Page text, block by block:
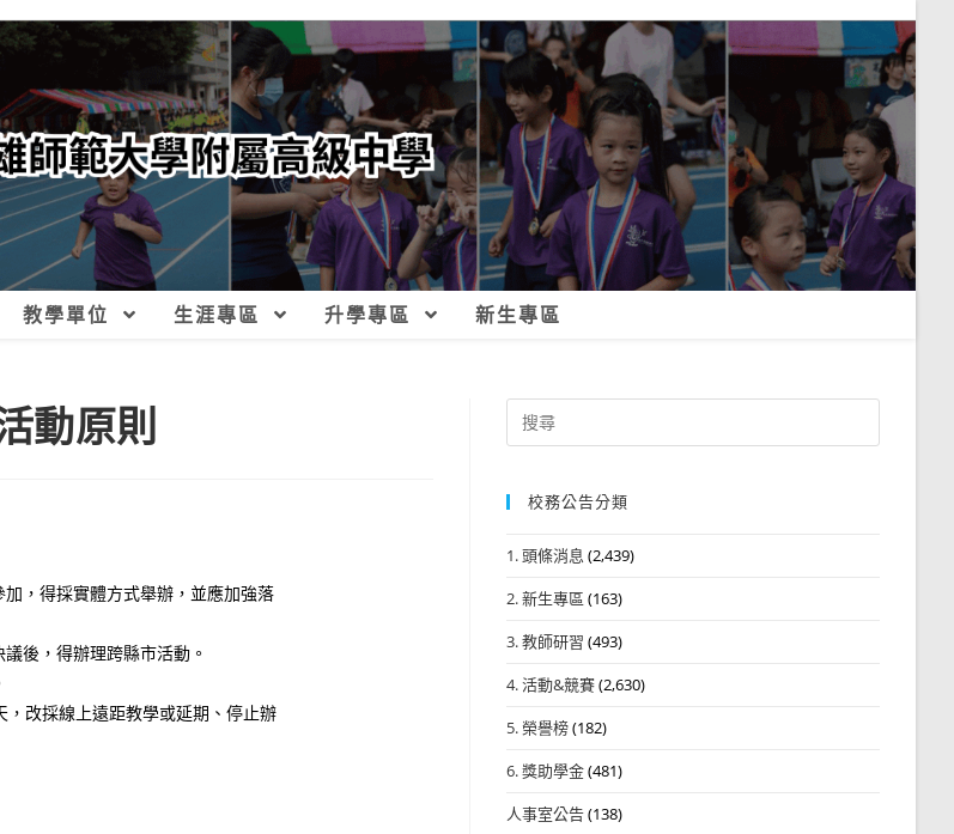
教學單位 生涯專區 升學專區 新生專區
動原則
，得採實體方式舉辦，並應加強落
後，得辦理跨縣市活動。
改採線上遠距教學或延期、停止辦
Search
for:
校務公告分類
1. 頭條消息 (2,439)
2. 新生專區 (163)
3. 教師研習 (493)
4. 活動&競賽(2,630)
5. 榮譽榜(182)
6. 獎助學金(481)
人事室公告(138)